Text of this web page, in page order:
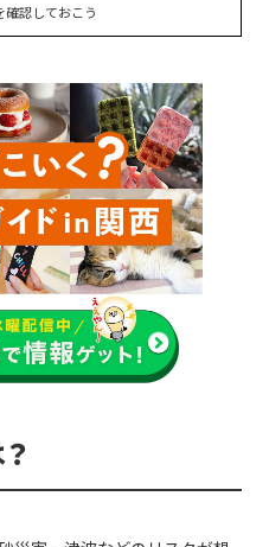
認しておこう